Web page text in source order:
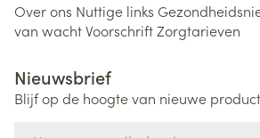
Over ons Nuttige links
van wachtVoorschriftZorgtarieven
Nieuwsbrief
Blijf op de hoogte van nieuwe